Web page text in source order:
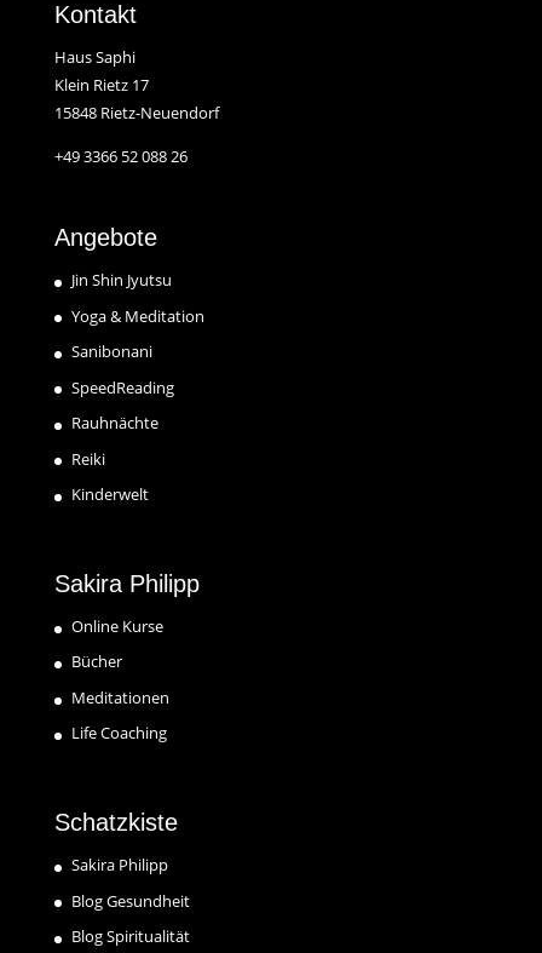
Kontakt
Haus Saphi
Klein Rietz 17
15848 Rietz-Neuendorf
+49 3366 52 088 26
Angebote
Jin Shin Jyutsu
Yoga & Meditation
Sanibonani
SpeedReading
Rauhnächte
Reiki
Kinderwelt
Sakira Philipp
Online Kurse
Bücher
Meditationen
Life Coaching
Schatzkiste
Sakira Philipp
Blog Gesundheit
Blog Spiritualität